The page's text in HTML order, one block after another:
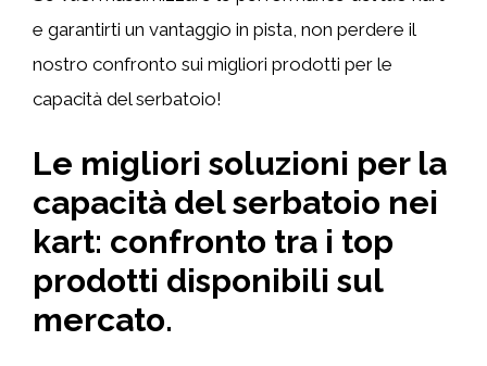
e garantirti un vantaggio in pista, non perdere il
nostro confronto sui migliori prodotti per le
capacità del serbatoio!
Le migliori soluzioni per la
capacità del serbatoio nei
kart: confronto tra i top
prodotti disponibili sul
mercato.